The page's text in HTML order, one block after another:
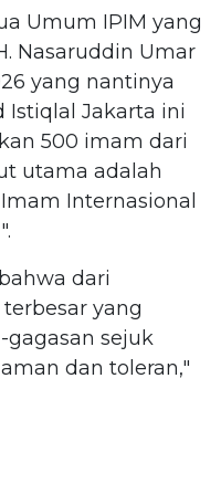
Umum IPIM yang
Nasaruddin Umar
yang nantinya
Istiqlal Jakarta ini
500 imam dari
utama adalah
Internasional
dari
yang
gagasan sejuk
dan toleran,"